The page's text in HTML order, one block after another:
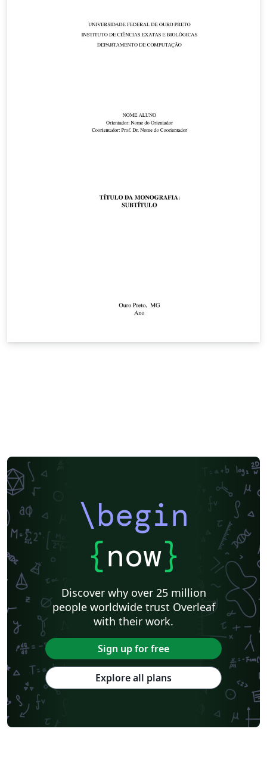
\begin
{now}
Discover why over 25 million
people worldwide trust Overleaf
with their work.
Sign up for free
Explore all plans